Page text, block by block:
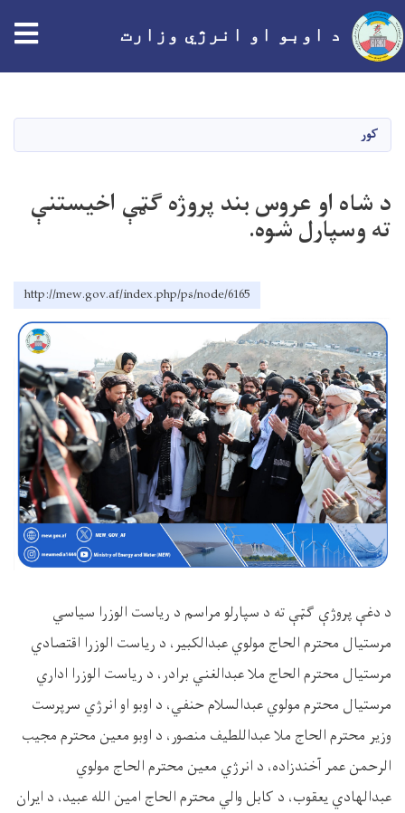
د اوبو او انرژي وزارت
کور
د شاه او عروس بند پروژه ګټې اخیستنې
ته وسپارل شوه.
http://mew.gov.af/index.php/ps/node/6165
د دغې پروژې ګټې ته د سپارلو مراسم د ریاست الوزرا سیاسي
مرستیال محترم الحاج مولوي عبدالکبیر، د ریاست الوزرا اقتصادي
مرستیال محترم الحاج ملا عبدالغني برادر، د ریاست الوزرا اداري
مرستیال محترم مولوي عبدالسلام حنفي، د اوبو او انرژي سرپرست
وزیر محترم الحاج ملا عبداللطیف منصور، د اوبو معین محترم مجیب
الرحمن عمر آخندزاده، د انرژي معین محترم الحاج مولوي
عبدالهادي یعقوب، د کابل والي محترم الحاج امین الله عبید، د ایران